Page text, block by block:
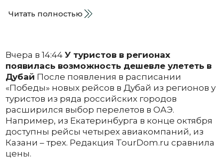
Читать полностью
Вчера в 14:44 У туристов в регионах
появилась возможность дешевле улететь в
Дубай После появления в расписании
«Победы» новых рейсов в Дубай из регионов у
туристов из ряда российских городов
расширился выбор перелетов в ОАЭ.
Например, из Екатеринбурга в конце октября
доступны рейсы четырех авиакомпаний, из
Казани – трех. Редакция TourDom.ru сравнила
цены.